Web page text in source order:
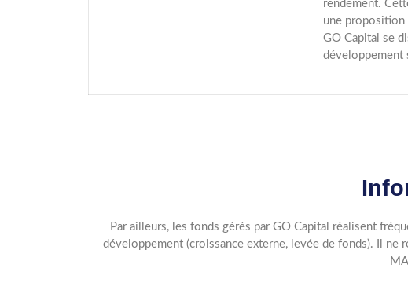
rendement.
une proposition
GO Capital se
développement
Par ailleurs, les fonds gérés par GO Capital réalisent
développement (croissance externe, levée de fonds). Il